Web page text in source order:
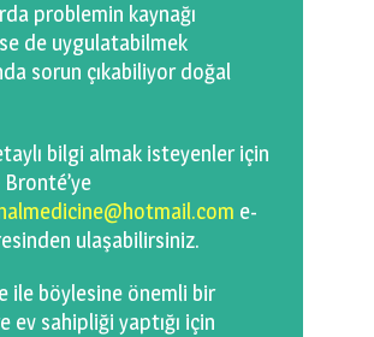
problemin kaynağı
de uygulatabilmek
sorun çıkabiliyor doğal
bilgi almak isteyenler için
e-
ulaşabilirsiniz.
ile böylesine önemli bir
ev sahipliği yaptığı için